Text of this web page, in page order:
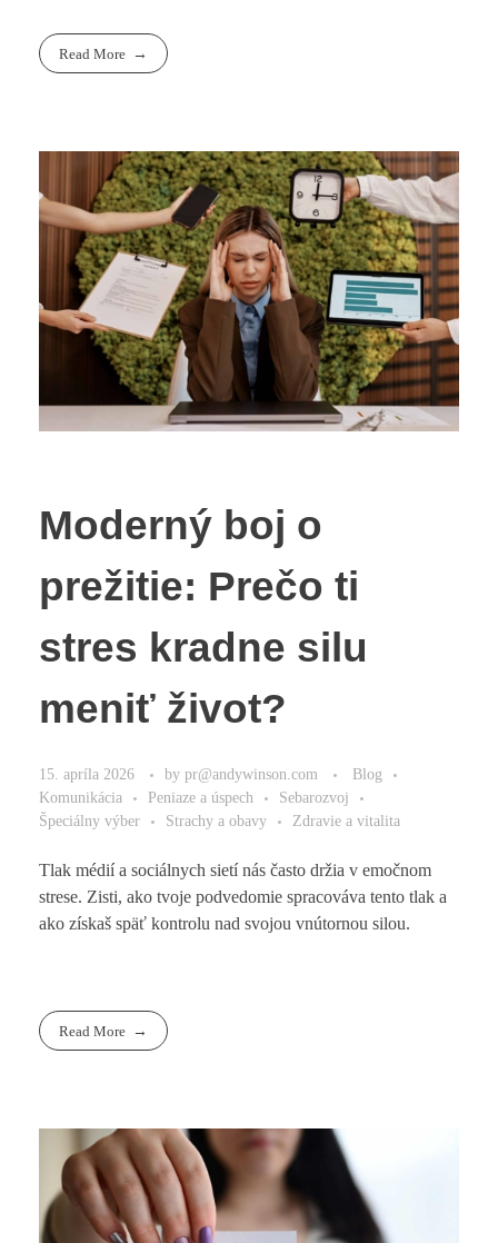
Read More
Moderný boj o
prežitie: Prečo ti
stres kradne silu
meniť život?
15. apríla 2026 by pr@andywinson.com
Blog
Komunikácia
Peniaze a úspech
Sebarozvoj
Špeciálny výber
Strachy a obavy Zdravie a vitalita
Tlak médií a sociálnych sietí nás často držia v emočnom
strese. Zisti, ako tvoje podvedomie spracováva tento tlak a
ako získaš späť kontrolu nad svojou vnútornou silou.
Read More